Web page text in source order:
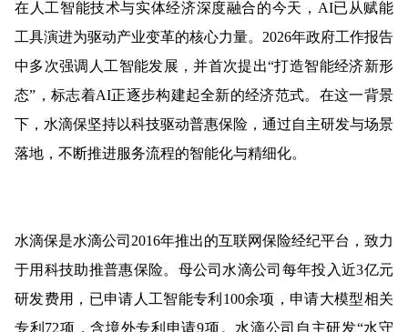
在人工智能技术与实体经济深度融合的今天，AI已从赋能
工具演进为驱动产业变革的核心力量。2026年政府工作报告
中多次强调人工智能发展，并首次提出“打造智能经济新形
态”，标志着AI正逐步构建起全新的经济范式。在这一背景
下，水滴保坚持以科技驱动普惠保险，通过自主研发与场景
落地，不断推进服务流程的智能化与精细化。
水滴保是水滴公司2016年推出的互联网保险经纪平台，致力
于用科技助推普惠保险。母公司水滴公司每年投入近3亿元
研发费用，已申请人工智能专利100余项，申请大模型相关
专利72项，含境外专利申请9项。水滴公司自主研发“水守